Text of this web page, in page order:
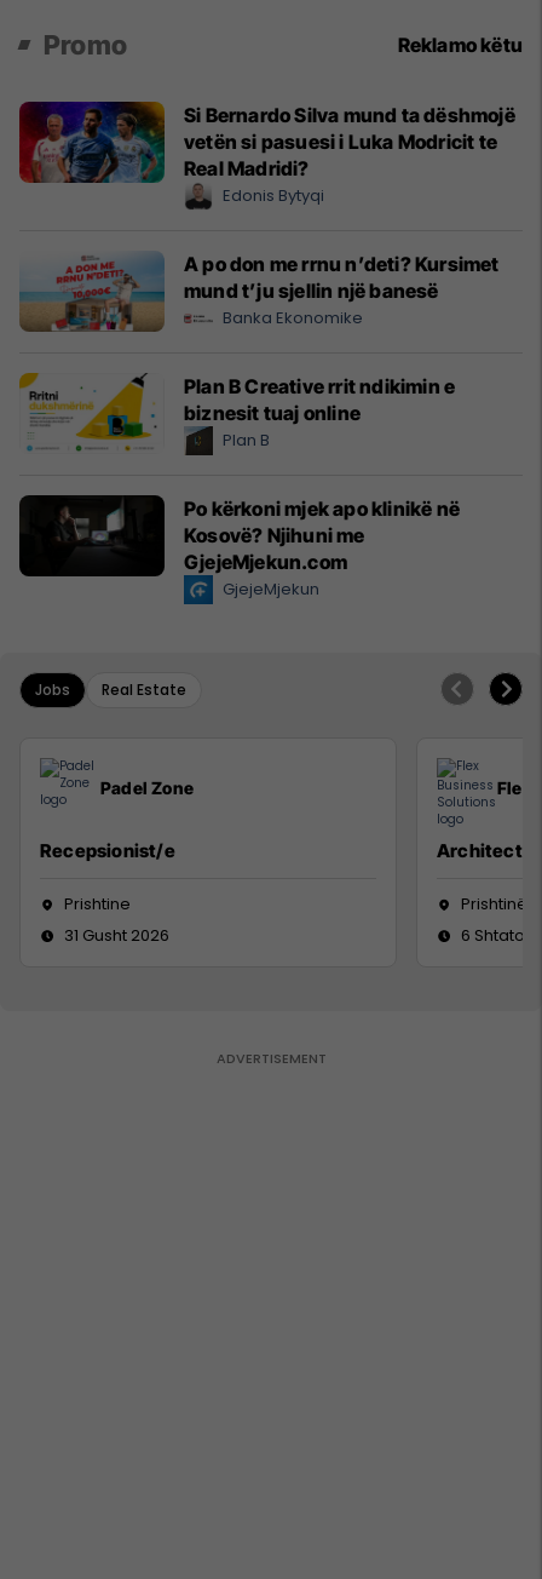
Promo Reklamo këtu
Si Bernardo Silva mund ta dëshmojë
vetën si pasuesi i Luka Modricit te
Real Madridi?
Edonis Bytyqi
A po don me rrnu n’deti? Kursimet
mund t’ju sjellin një banesë
Banka Ekonomike
Plan B Creative rrit ndikimin e
biznesit tuaj online
Plan B
Po kërkoni mjek apo klinikë në
Kosovë? Njihuni me
GjejeMjekun.com
GjejeMjekun
Jobs Real Estate
Padel Zone
Recepsionist/e
Prishtine
31 Gusht 2026
Flex
Architect
Prishtinë
6 Shtator